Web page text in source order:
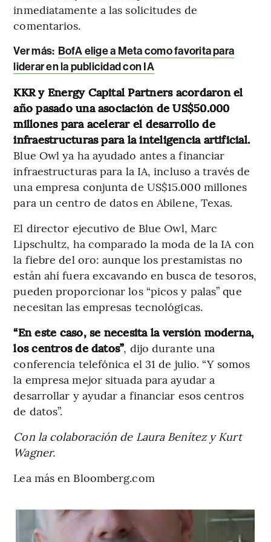
inmediatamente a las solicitudes de
comentarios.
Ver más: BofA elige a Meta como favorita para
liderar en la publicidad con IA
KKR y Energy Capital Partners acordaron el
año pasado una asociación de US$50.000
millones para acelerar el desarrollo de
infraestructuras para la inteligencia artificial.
Blue Owl ya ha ayudado antes a financiar
infraestructuras para la IA, incluso a través de
una empresa conjunta de US$15.000 millones
para un centro de datos en Abilene, Texas.
El director ejecutivo de Blue Owl, Marc
Lipschultz, ha comparado la moda de la IA con
la fiebre del oro: aunque los prestamistas no
están ahí fuera excavando en busca de tesoros,
pueden proporcionar los “picos y palas” que
necesitan las empresas tecnológicas.
“En este caso, se necesita la versión moderna,
los centros de datos”, dijo durante una
conferencia telefónica el 31 de julio. “Y somos
la empresa mejor situada para ayudar a
desarrollar y ayudar a financiar esos centros
de datos”.
Con la colaboración de Laura Benítez y Kurt
Wagner.
Lea más en Bloomberg.com